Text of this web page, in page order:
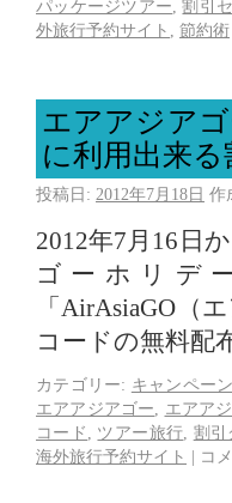
パッケージツアー ,割引
外旅行予約サイト
節約術
エアアジア
に利用出来
投稿日: 2012年7月18日 作
2012年7月16日
ゴーホリデ
「AirAsiaGO（
コードの無料配
カテゴリー: キャンペー
エアアジアゴー
エアア
コード
ツアー旅行 割引
海外旅行予約サイト | コ